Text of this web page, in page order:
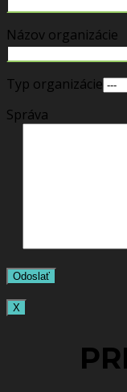
Názov organizácie
Typ organizácie
Správa
X